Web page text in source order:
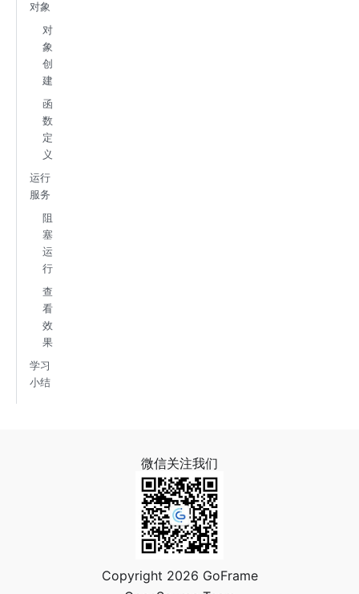
对象
对
象
创
建
函
数
定
义
运行
服务
阻
塞
运
行
查
看
效
果
学习
小结
微信关注我们
Copyright 2026 GoFrame